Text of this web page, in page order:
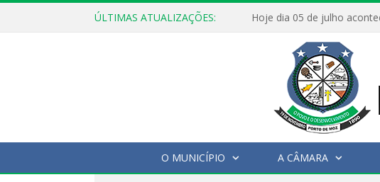
ÚLTIMAS ATUALIZAÇÕES:
O MUNICÍPIO A CÂMARA